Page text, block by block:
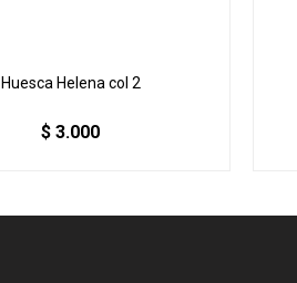
Huesca Helena col 2
$ 3.000